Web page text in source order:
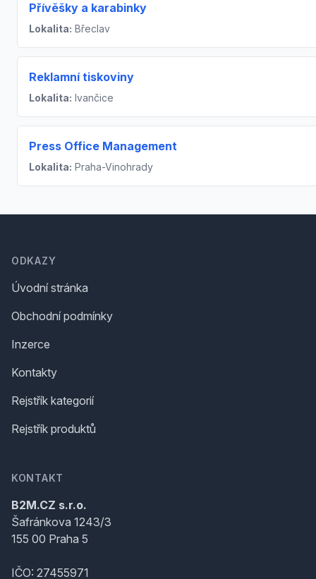
Přívěšky a karabinky
Lokalita: Břeclav
Reklamní tiskoviny
Lokalita: Ivančice
Press Office Management
Lokalita: Praha-Vinohrady
ODKAZY
Úvodní stránka
Obchodní podmínky
Inzerce
Kontakty
Rejstřík kategorií
Rejstřík produktů
KONTAKT
B2M.CZ s.r.o.
Šafránkova 1243/3
155 00 Praha 5
IČO: 27455971